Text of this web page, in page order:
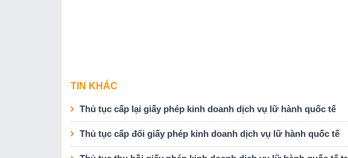
TIN KHÁC
Thủ tục cấp lại giấy phép kinh doanh dịch vụ lữ hành quốc tế
Thủ tục cấp đổi giấy phép kinh doanh dịch vụ lữ hành quốc tế